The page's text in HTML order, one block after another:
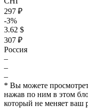
297 ₽
-3%
3.62 $
307 ₽
Россия
–
–
–
* Вы можете
нажав по ним в этом
который не меняет ваш